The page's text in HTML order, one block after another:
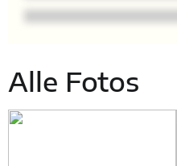
Alle Fotos